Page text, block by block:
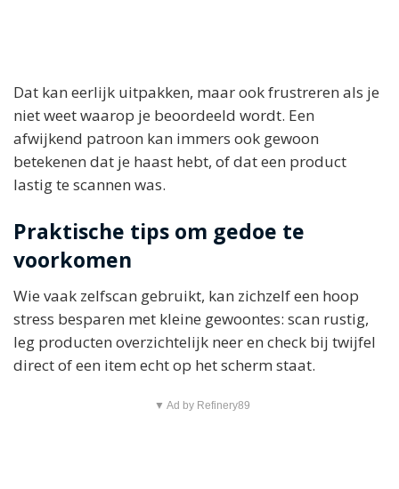
Dat kan eerlijk uitpakken, maar ook frustreren als je
niet weet waarop je beoordeeld wordt. Een
afwijkend patroon kan immers ook gewoon
betekenen dat je haast hebt, of dat een product
lastig te scannen was.
Praktische tips om gedoe te
voorkomen
Wie vaak zelfscan gebruikt, kan zichzelf een hoop
stress besparen met kleine gewoontes: scan rustig,
leg producten overzichtelijk neer en check bij twijfel
direct of een item echt op het scherm staat.
▼ Ad by Refinery89